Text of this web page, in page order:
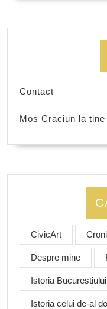
Contact
Mos Craciun la
CivicArt
Despre mine
Istoria Bucurestiului
Istoria celui de-al